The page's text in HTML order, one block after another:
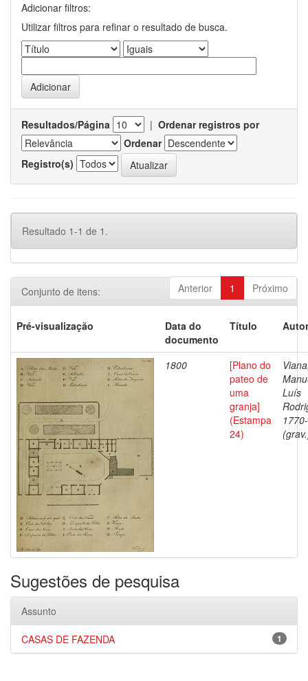
Adicionar filtros:
Utilizar filtros para refinar o resultado de busca.
Resultados/Página | Ordenar registros por
Ordenar
Registro(s)
Resultado 1-1 de 1.
Anterior 1 Próximo
Conjunto de itens:
Pré-visualização
Data do
documento
Título
1800
[Plano do
pateo de
uma
granja]
(Estampa
24)
Luís
Sugestões de pesquisa
Assunto
1
CASAS DE FAZENDA